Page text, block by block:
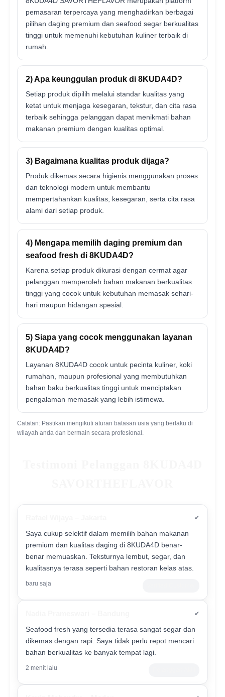
pemasaran terpercaya yang menghadirkan berbagai
pilihan daging premium dan seafood segar berkualitas
tinggi untuk memenuhi kebutuhan kuliner terbaik di
rumah.
2) Apa keunggulan produk di 8KUDA4D?
Setiap produk dipilih melalui standar kualitas yang
ketat untuk menjaga kesegaran, tekstur, dan cita rasa
terbaik sehingga pelanggan dapat menikmati bahan
makanan premium dengan kualitas optimal.
3) Bagaimana kualitas produk dijaga?
Produk dikemas secara higienis menggunakan proses
dan teknologi modern untuk membantu
mempertahankan kualitas, kesegaran, serta cita rasa
alami dari setiap produk.
4) Mengapa memilih daging premium dan
seafood fresh di 8KUDA4D?
Karena setiap produk dikurasi dengan cermat agar
pelanggan memperoleh bahan makanan berkualitas
tinggi yang cocok untuk kebutuhan memasak sehari-
hari maupun hidangan spesial.
5) Siapa yang cocok menggunakan layanan
8KUDA4D?
Layanan 8KUDA4D cocok untuk pecinta kuliner, koki
rumahan, maupun profesional yang membutuhkan
bahan baku berkualitas tinggi untuk menciptakan
pengalaman memasak yang lebih istimewa.
Catatan: Pastikan mengikuti aturan batasan usia yang berlaku di
wilayah anda dan bermain secara profesional.
✔
Saya cukup selektif dalam memilih bahan makanan
premium dan kualitas daging di 8KUDA4D benar-
benar memuaskan. Teksturnya lembut, segar, dan
kualitasnya terasa seperti bahan restoran kelas atas.
baru saja
✔
Seafood fresh yang tersedia terasa sangat segar dan
dikemas dengan rapi. Saya tidak perlu repot mencari
bahan berkualitas ke banyak tempat lagi.
2 menit lalu